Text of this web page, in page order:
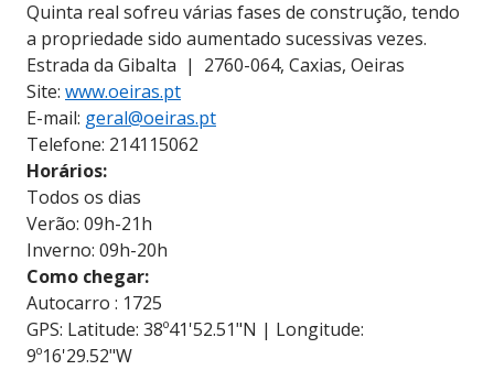
Quinta real sofreu várias fases de construção, tendo
a propriedade sido aumentado sucessivas vezes.
Estrada da Gibalta | 2760-064, Caxias, Oeiras
Site: www.oeiras.pt
E-mail: geral@oeiras.pt
Telefone: 214115062
Horários:
Todos os dias
Verão: 09h-21h
Inverno: 09h-20h
Como chegar:
Autocarro : 1725
GPS: Latitude: 38º41'52.51"N | Longitude:
9º16'29.52"W